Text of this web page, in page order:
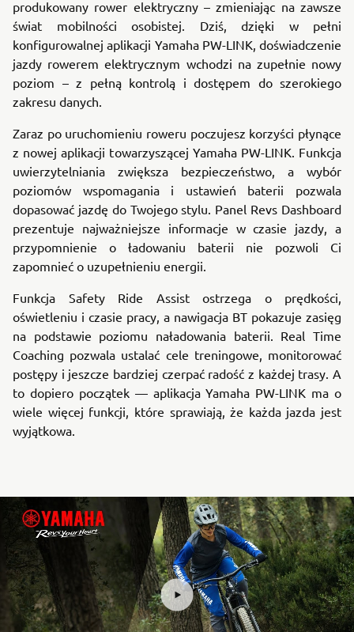
produkowany rower elektryczny – zmieniając na zawsze
świat mobilności osobistej. Dziś, dzięki w pełni
konfigurowalnej aplikacji Yamaha PW-LINK, doświadczenie
jazdy rowerem elektrycznym wchodzi na zupełnie nowy
poziom – z pełną kontrolą i dostępem do szerokiego
zakresu danych.
Zaraz po uruchomieniu roweru poczujesz korzyści płynące
z nowej aplikacji towarzyszącej Yamaha PW-LINK. Funkcja
uwierzytelniania zwiększa bezpieczeństwo, a wybór
poziomów wspomagania i ustawień baterii pozwala
dopasować jazdę do Twojego stylu. Panel Revs Dashboard
prezentuje najważniejsze informacje w czasie jazdy, a
przypomnienie o ładowaniu baterii nie pozwoli Ci
zapomnieć o uzupełnieniu energii.
Funkcja Safety Ride Assist ostrzega o prędkości,
oświetleniu i czasie pracy, a nawigacja BT pokazuje zasięg
na podstawie poziomu naładowania baterii. Real Time
Coaching pozwala ustalać cele treningowe, monitorować
postępy i jeszcze bardziej czerpać radość z każdej trasy. A
to dopiero początek — aplikacja Yamaha PW-LINK ma o
wiele więcej funkcji, które sprawiają, że każda jazda jest
wyjątkowa.